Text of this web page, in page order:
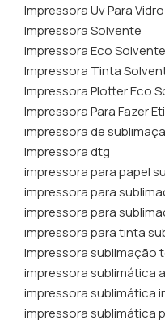
Impressora Uv Para Vidro
Impressora Solvente
Impressora Eco Solvente
Impressora Tinta
Impressora Plotter Eco
Impressora Para Fazer
impressora de
impressora dtg
impressora para papel
impressora para
impressora para
impressora para tinta
impressora sublimação
impressora sublimática
impressora sublimática
impressora sublimática